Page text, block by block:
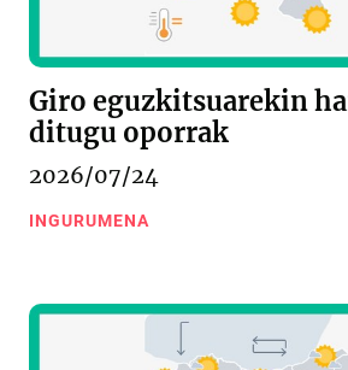
Giro eguzkitsuarekin
ditugu oporrak
2026/07/24
INGURUMENA